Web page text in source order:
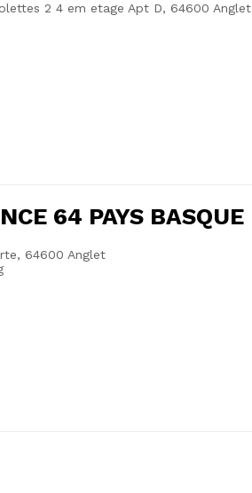
2 4 em etage Apt D, 64600 Anglet
64 PAYS BASQUE
64600 Anglet